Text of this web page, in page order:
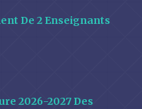
De 2 Enseignants
2026-2027 Des